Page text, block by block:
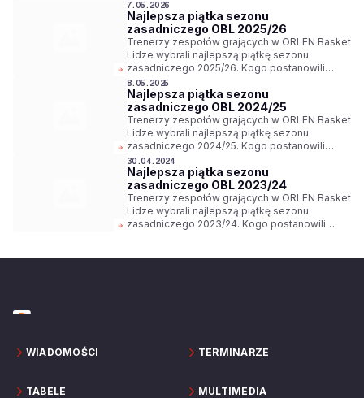
7.05.2026
Najlepsza piątka sezonu
zasadniczego OBL 2025/26
Trenerzy zespołów grających w ORLEN Basket
Lidze wybrali najlepszą piątkę sezonu
zasadniczego 2025/26. Kogo postanowili
wyróżnić?
8.05.2025
Najlepsza piątka sezonu
zasadniczego OBL 2024/25
Trenerzy zespołów grających w ORLEN Basket
Lidze wybrali najlepszą piątkę sezonu
zasadniczego 2024/25. Kogo postanowili
wyróżnić?
30.04.2024
Najlepsza piątka sezonu
zasadniczego OBL 2023/24
Trenerzy zespołów grających w ORLEN Basket
Lidze wybrali najlepszą piątkę sezonu
zasadniczego 2023/24. Kogo postanowili
WIADOMOŚCI TERMINARZE
TABELE MULTIMEDIA